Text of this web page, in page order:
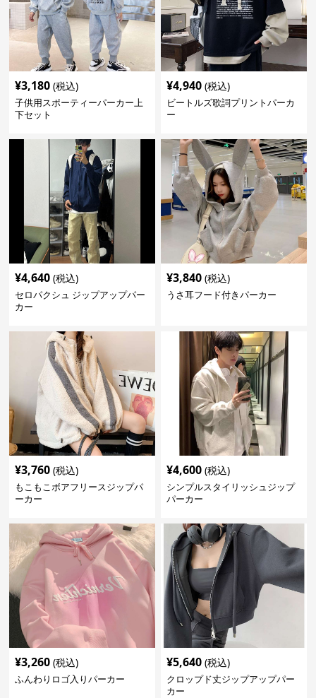
¥3,180 (税込)
子供用スポーティーパーカー上
下セット
¥4,940 (税込)
ビートルズ歌詞プリントパーカ
ー
¥4,640 (税込)
セロパクシュ ジップアップパー
カー
¥3,840 (税込)
うさ耳フード付きパーカー
¥3,760 (税込)
もこもこボアフリースジップパ
ーカー
¥4,600 (税込)
シンプルスタイリッシュジップ
パーカー
¥3,260 (税込)
ふんわりロゴ入りパーカー
¥5,640 (税込)
クロップド丈ジップアップパー
カー